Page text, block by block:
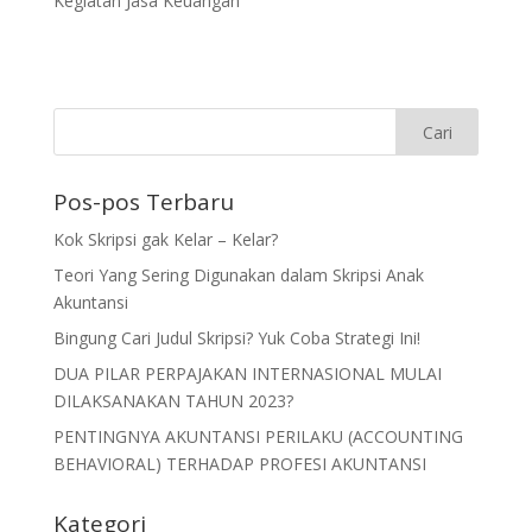
Pos-pos Terbaru
Kok Skripsi gak Kelar – Kelar?
Teori Yang Sering Digunakan dalam Skripsi Anak
Akuntansi
Bingung Cari Judul Skripsi? Yuk Coba Strategi Ini!
DUA PILAR PERPAJAKAN INTERNASIONAL MULAI
DILAKSANAKAN TAHUN 2023?
PENTINGNYA AKUNTANSI PERILAKU (ACCOUNTING
BEHAVIORAL) TERHADAP PROFESI AKUNTANSI
Kategori